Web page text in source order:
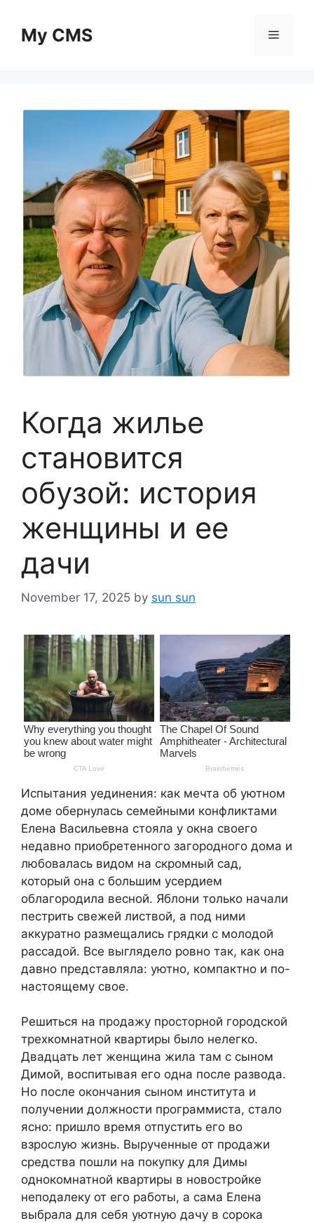
contentMy CMS Menu
Когда жилье
становится
обузой: история
женщины и ее
дачи
November 17, 2025 by sun sun
Испытания уединения: как мечта об уютном
доме обернулась семейными конфликтами
Елена Васильевна стояла у окна своего
недавно приобретенного загородного дома и
любовалась видом на скромный сад,
который она с большим усердием
облагородила весной. Яблони только начали
пестрить свежей листвой, а под ними
аккуратно размещались грядки с молодой
рассадой. Все выглядело ровно так, как она
давно представляла: уютно, компактно и по-
настоящему свое.
Решиться на продажу просторной городской
трехкомнатной квартиры было нелегко.
Двадцать лет женщина жила там с сыном
Димой, воспитывая его одна после развода.
Но после окончания сыном института и
получении должности программиста, стало
ясно: пришло время отпустить его во
взрослую жизнь. Вырученные от продажи
средства пошли на покупку для Димы
однокомнатной квартиры в новостройке
неподалеку от его работы, а сама Елена
выбрала для себя уютную дачу в сорока